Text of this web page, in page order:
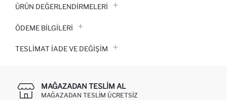
ÜRÜN DEĞERLENDİRMELERİ
ÖDEME BİLGİLERİ
TESLIMAT İADE VE DEĞIŞIM
MAĞAZADAN TESLIM AL
MAĞAZADAN TESLIM ÜCRETSIZ